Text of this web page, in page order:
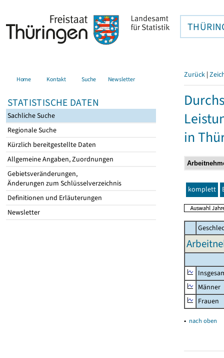
Home Kontakt Suche Newsletter
STATISTISCHE DATEN
Sachliche Suche
Regionale Suche
Kürzlich bereitgestellte Daten
Allgemeine Angaben, Zuordnungen
Gebietsveränderungen,
Änderungen zum Schlüsselverzeichnis
Definitionen und Erläuterungen
Newsletter
Zurück |
in
komplett
Männer
Frauen
▴ nach oben